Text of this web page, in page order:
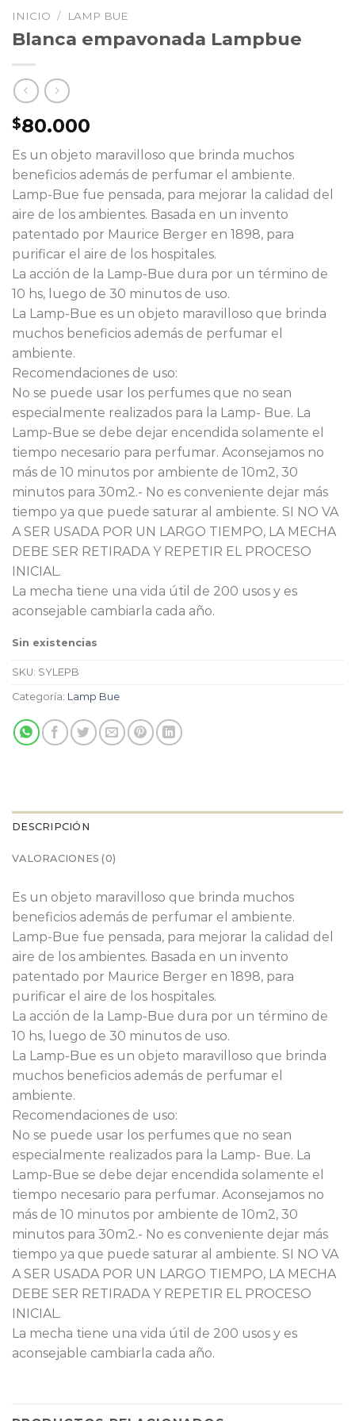
INICIO / LAMP BUE
Blanca empavonada Lampbue
$80.000
Es un objeto maravilloso que brinda muchos
beneficios además de perfumar el ambiente.
Lamp-Bue fue pensada, para mejorar la calidad del
aire de los ambientes. Basada en un invento
patentado por Maurice Berger en 1898, para
purificar el aire de los hospitales.
La acción de la Lamp-Bue dura por un término de
10 hs, luego de 30 minutos de uso.
La Lamp-Bue es un objeto maravilloso que brinda
muchos beneficios además de perfumar el
ambiente.
Recomendaciones de uso:
No se puede usar los perfumes que no sean
especialmente realizados para la Lamp- Bue. La
Lamp-Bue se debe dejar encendida solamente el
tiempo necesario para perfumar. Aconsejamos no
más de 10 minutos por ambiente de 10m2, 30
minutos para 30m2.- No es conveniente dejar más
tiempo ya que puede saturar al ambiente. SI NO VA
A SER USADA POR UN LARGO TIEMPO, LA MECHA
DEBE SER RETIRADA Y REPETIR EL PROCESO
INICIAL.
La mecha tiene una vida útil de 200 usos y es
aconsejable cambiarla cada año.
Sin existencias
SKU: SYLEPB
Categoría: Lamp Bue
DESCRIPCIÓN
VALORACIONES (0)
Es un objeto maravilloso que brinda muchos
beneficios además de perfumar el ambiente.
Lamp-Bue fue pensada, para mejorar la calidad del
aire de los ambientes. Basada en un invento
patentado por Maurice Berger en 1898, para
purificar el aire de los hospitales.
La acción de la Lamp-Bue dura por un término de
10 hs, luego de 30 minutos de uso.
La Lamp-Bue es un objeto maravilloso que brinda
muchos beneficios además de perfumar el
ambiente.
Recomendaciones de uso:
No se puede usar los perfumes que no sean
especialmente realizados para la Lamp- Bue. La
Lamp-Bue se debe dejar encendida solamente el
tiempo necesario para perfumar. Aconsejamos no
más de 10 minutos por ambiente de 10m2, 30
minutos para 30m2.- No es conveniente dejar más
tiempo ya que puede saturar al ambiente. SI NO VA
A SER USADA POR UN LARGO TIEMPO, LA MECHA
DEBE SER RETIRADA Y REPETIR EL PROCESO
INICIAL.
La mecha tiene una vida útil de 200 usos y es
aconsejable cambiarla cada año.